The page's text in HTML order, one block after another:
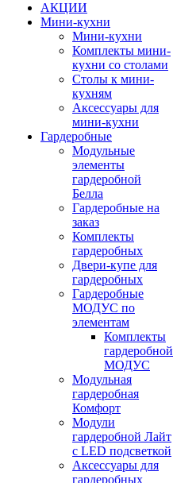
АКЦИИ
Мини-кухни
Мини-кухни
Комплекты мини-
кухни со столами
Столы к мини-
кухням
Аксессуары для
мини-кухни
Гардеробные
Модульные
элементы
гардеробной
Белла
Гардеробные на
заказ
Комплекты
гардеробных
Двери-купе для
гардеробных
Гардеробные
МОДУС по
элементам
Комплекты
гардеробной
МОДУС
Модульная
гардеробная
Комфорт
Модули
гардеробной Лайт
с LED подсветкой
Аксессуары для
гардеробных